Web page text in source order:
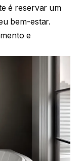
é reservar um
bem-estar.
e